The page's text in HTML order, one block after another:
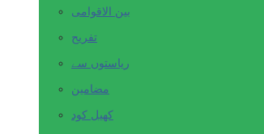
بین الاقوامی
تفریح
ریاستوں سے
مضامین
کھیل کود